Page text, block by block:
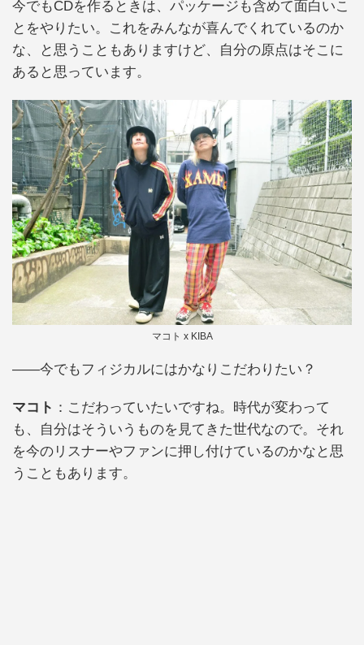
今でもCDを作るときは、パッケージも含めて面白いこ
とをやりたい。これをみんなが喜んでくれているのか
な、と思うこともありますけど、自分の原点はそこに
あると思っています。
マコト x KIBA
――今でもフィジカルにはかなりこだわりたい？
マコト ：こだわっていたいですね。時代が変わって
も、自分はそういうものを見てきた世代なので。それ
を今のリスナーやファンに押し付けているのかなと思
うこともあります。